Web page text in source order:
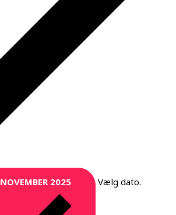
NOVEMBER 2025 Vælg dato.